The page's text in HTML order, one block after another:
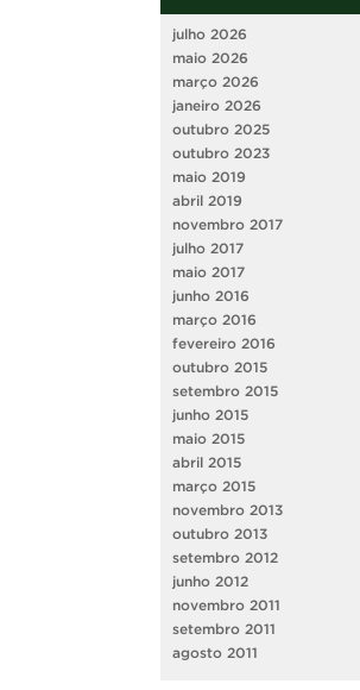
julho 2026
maio 2026
março 2026
janeiro 2026
outubro 2025
outubro 2023
maio 2019
abril 2019
novembro 2017
julho 2017
maio 2017
junho 2016
março 2016
fevereiro 2016
outubro 2015
setembro 2015
junho 2015
maio 2015
abril 2015
março 2015
novembro 2013
outubro 2013
setembro 2012
junho 2012
novembro 2011
setembro 2011
agosto 2011